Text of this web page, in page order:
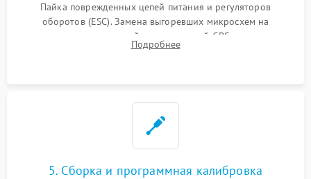
Пайка поврежденных цепей питания и регуляторов
оборотов (ESC). Замена выгоревших микросхем на
материнской плате, модулей GPS
Подробнее
5. Сборка и программная калибровка